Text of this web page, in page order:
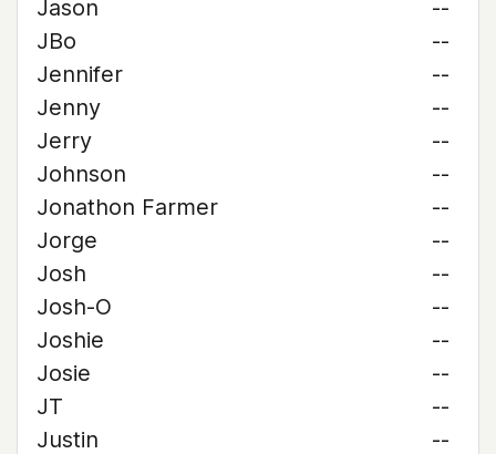
Jason
--
JBo
--
Jennifer
--
Jenny
--
Jerry
--
Johnson
--
Jonathon Farmer
--
Jorge
--
Josh
--
Josh-O
--
Joshie
--
Josie
--
JT
--
Justin
--